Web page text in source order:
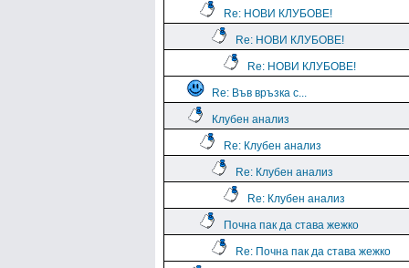
Re: НОВИ КЛУБОВЕ!
Re: НОВИ КЛУБОВЕ!
Re: НОВИ КЛУБОВЕ!
Re: Във връзка с...
Клубен анализ
Re: Клубен анализ
Re: Клубен анализ
Re: Клубен анализ
Почна пак да става жежко
Re: Почна пак да става жежко